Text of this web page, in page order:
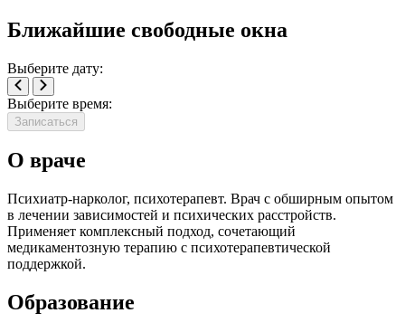
Ближайшие свободные окна
Выберите дату:
Выберите время:
Записаться
О враче
Психиатр-нарколог, психотерапевт. Врач с обширным опытом
в лечении зависимостей и психических расстройств.
Применяет комплексный подход, сочетающий
медикаментозную терапию с психотерапевтической
поддержкой.
Образование